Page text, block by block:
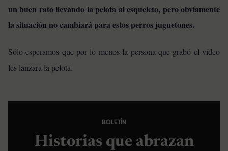
un buen rato llevando la pelota al esqueleto, pero obviamente
la situación no cambiará para estos perros juguetones.
Sólo esperamos que por lo menos la persona que grabó el vídeo
les lanzara la pelota.
BOLETÍN
Historias que abrazan